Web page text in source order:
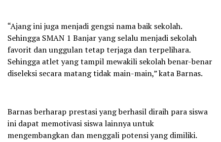
“Ajang ini juga menjadi gengsi nama baik sekolah.
Sehingga SMAN 1 Banjar yang selalu menjadi sekolah
favorit dan unggulan tetap terjaga dan terpelihara.
Sehingga atlet yang tampil mewakili sekolah benar-benar
diseleksi secara matang tidak main-main,” kata Barnas.
Barnas berharap prestasi yang berhasil diraih para siswa
ini dapat memotivasi siswa lainnya untuk
mengembangkan dan menggali potensi yang dimiliki.